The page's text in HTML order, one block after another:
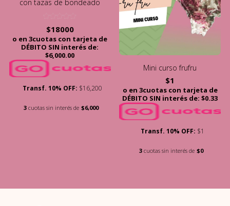
con tazas de bondeado
con
5.00
de 5
$18000
o en 3cuotas con tarjeta de
DÉBITO SIN interés de:
$6,000.00
Transf. 10% OFF: $16,200
3cuotas sin interés de $6,000
Mini curso frufru
$1
o en 3cuotas con tarjeta de
DÉBITO SIN interés de: $0.33
Transf. 10% OFF: $1
3cuotas sin interés de $0